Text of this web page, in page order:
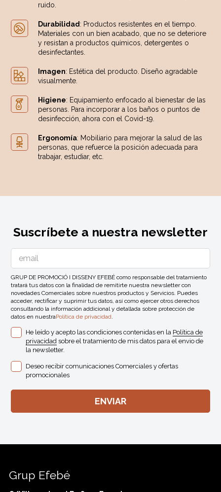
ruido.
Durabilidad : Productos resistentes en el tiempo.
Materiales con un bien acabado, que no se deteriore
y resistan a productos químicos, detergentes o
desinfectantes.
Imagen: Estética del producto. Diseño agradable
visualmente.
Higiene: Equipamiento enfocado al bienestar de las
personas. Para incorporar a los baños o puntos de
desinfección, ahora con el Covid-19.
Ergonomía: Mobiliario para mejorar la salud de las
personas, que refuerce la posición adecuada para
trabajar, estudiar, etc.
Suscríbete a nuestra newsletter
GRUP DE PROMOCIÓ I DISSENY EFEBÉ como responsable del tratamiento
tratará tus datos con la finalidad de remitirte nuestra newsletter con
novedades Comerciales sobre nuestros productos y Servicios. Puedes
acceder, rectificar y suprimir tus datos, así como ejercer otros derechos
consultando la información addicional y detallada sobre protección de
datos en nuestraPolítica de privacidad.
He leído y acepto las condiciones contenidas en la Política de
privacidad sobre el tratamiento de mis datos para el envio de
la newsletter.
Deseo recibir comunicaciones Comerciales y ofertas
promocionales
Grup Efebé